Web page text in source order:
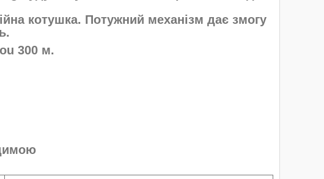
котушка. Потужний механізм дає змогу
300 м.